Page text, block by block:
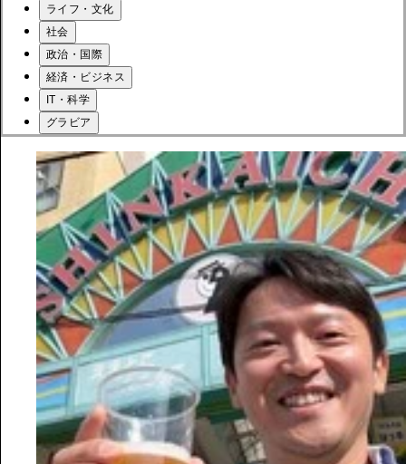
ライフ・文化
社会
政治・国際
経済・ビジネス
IT・科学
グラビア